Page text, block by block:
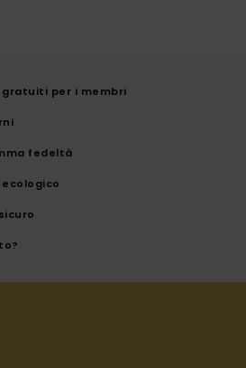
gratuiti per i membri
fedeltà